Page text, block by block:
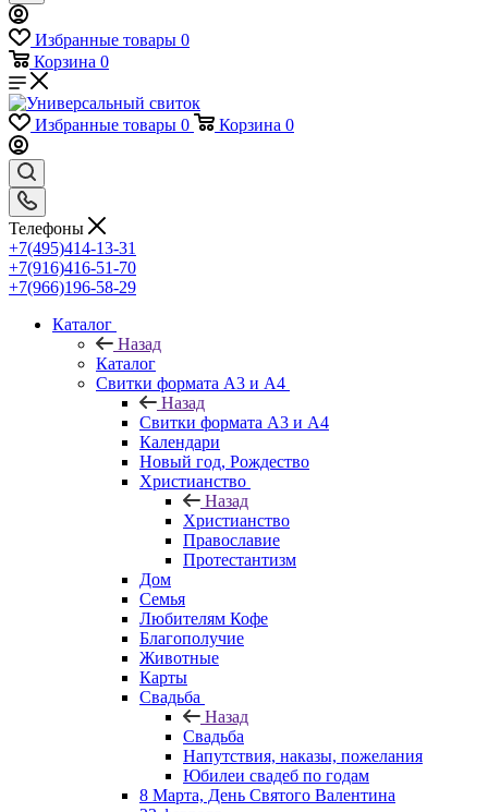
Избранные товары 0
Корзина 0
Избранные товары 0 Корзина 0
Телефоны
+7(495)414-13-31
+7(916)416-51-70
+7(966)196-58-29
Каталог
Назад
Каталог
Свитки формата А3 и А4
Назад
Свитки формата А3 и А4
Календари
Новый год, Рождество
Христианство
Назад
Христианство
Православие
Протестантизм
Дом
Семья
Любителям Кофе
Благополучие
Животные
Карты
Свадьба
Назад
Свадьба
Напутствия, наказы, пожелания
Юбилеи свадеб по годам
8 Марта, День Святого Валентина